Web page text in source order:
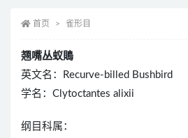
首页 雀形目
翘嘴丛蚁鵙
英文名：Recurve-billed Bushbird
学名：Clytoctantes alixii
纲目科属：